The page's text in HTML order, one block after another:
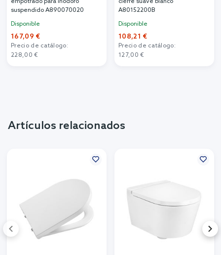
empotrado para inodoro
suspendido A890070020
Disponible
167,09 €
Precio de catálogo:
228,00 €
cierre suave blanco
A80152200B
Disponible
108,21 €
Precio de catálogo:
127,00 €
Artículos relacionados